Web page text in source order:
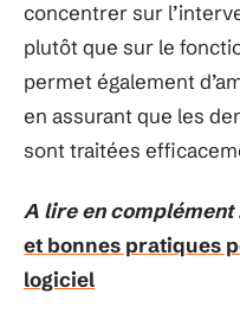
concentrer sur
plutôt que sur le
permet également
en assurant que les
sont traitées
A lire en complément
et bonnes pratiques
logiciel